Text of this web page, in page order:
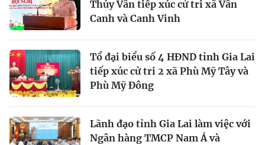
Thúy Vân tiếp xúc cử tri xã Vân
Canh và Canh Vinh
Tổ đại biểu số 4 HĐND tỉnh Gia Lai
tiếp xúc cử tri 2 xã Phù Mỹ Tây và
Phù Mỹ Đông
Lãnh đạo tỉnh Gia Lai làm việc với
Ngân hàng TMCP Nam Á và